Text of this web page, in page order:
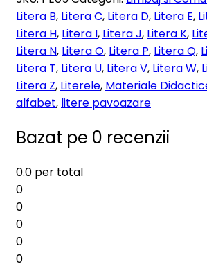
Litera B, Litera C, Litera D, Litera E,
Litera H, Litera I, Litera J, Litera K,
Litera N, Litera O, Litera P, Litera Q,
Litera T, Litera U, Litera V, Litera W,
Litera Z, Literele, Materiale
alfabet, litere pavoazare
Bazat pe 0 recenzii
0.0 per total
0
0
0
0
0